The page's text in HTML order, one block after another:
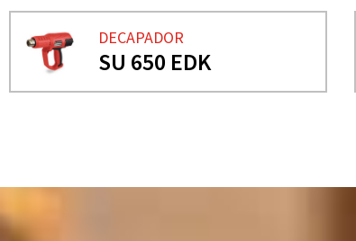
DECAPADOR
SU 650 EDK